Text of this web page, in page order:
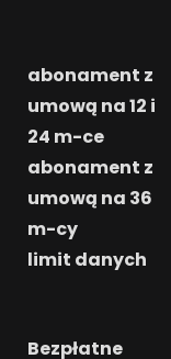
abonament z
umową na 12 i
24 m-ce
abonament z
umową na 36
m-cy
limit danych
Bezpłatne